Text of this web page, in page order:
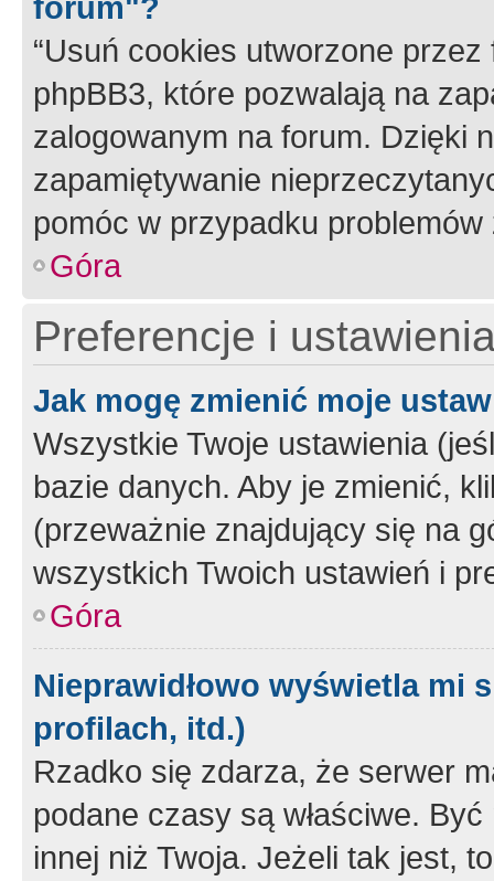
“Usuń cookies utworzone
phpBB3, które pozwalają na
zalogowanym na forum. Dzięki
zapamiętywanie
pomóc w przypadku
Góra
Preferencje i
Jak mogę zmienić moje
Wszystkie Twoje ustawienia
bazie danych. Aby je zmienić,
(przeważnie znajdujący się na
wszystkich Twoich ustawień i
Góra
Nieprawidłowo wyświetla mi
profilach, itd.)
Rzadko się zdarza, że serwer
podane czasy są właściwe.
innej niż Twoja. Jeżeli tak jest,